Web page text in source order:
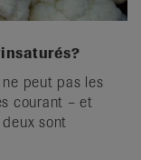
peut pas les
courant – et
sont